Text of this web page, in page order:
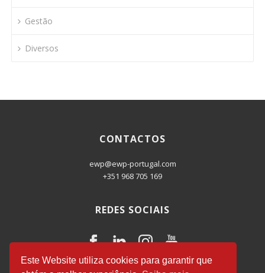
Gestão
Diversos
CONTACTOS
ewp@ewp-portugal.com
+351 968 705 169
REDES SOCIAIS
Este Website utiliza cookies para garantir que